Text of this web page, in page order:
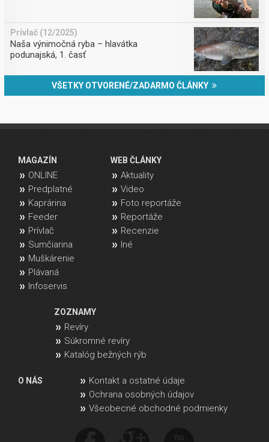
Prívlač (12/2025)
Naša výnimočná ryba – hlavátka
podunajská, 1. časť
VŠETKY OTVORENÉ/ZADARMO ČLÁNKY
MAGAZÍN
ONLINE
Predplatné
Kaprárina
Feeder
Prívlač
Sumčiarina
Muškárenie
Plávaná
Infoservis
WEB ČLÁNKY
Aktuality
Video
Foto reportáže
Reportáže
Recenzie
Iné
ZOZNAMY
Revíry
Súkromné revíry
Katalóg bežných rýb
O NÁS
Kontakt a ostatné údaje
Ochrana osobných údajov
Všeobecné obchodné podmienky